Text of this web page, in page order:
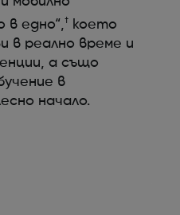
в едно“,†
което
в реално време и
а също
в
начало.